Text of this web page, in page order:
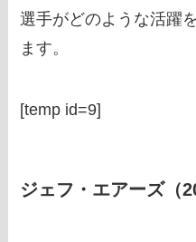
選手がどのような活躍
ます。
[temp id=9]
ジェフ・エアーズ（